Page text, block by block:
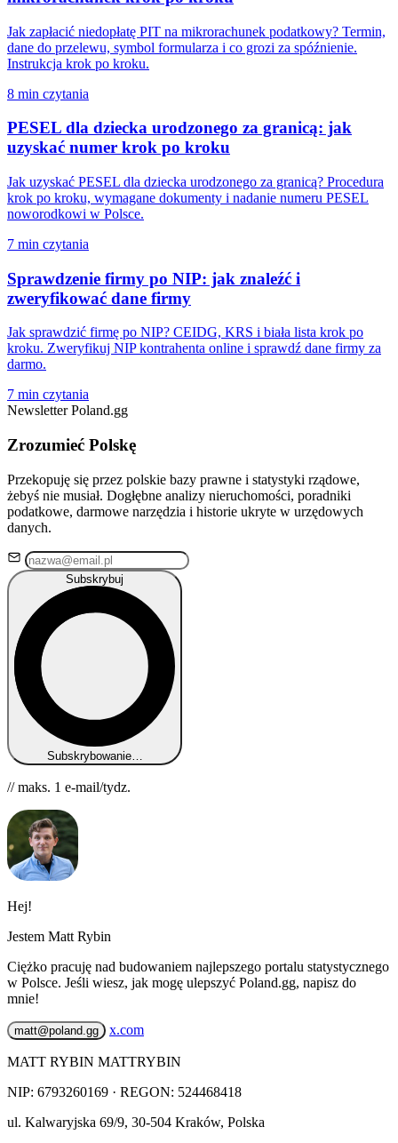
Jak zapłacić niedopłatę PIT na mikrorachunek podatkowy? Termin,
dane do przelewu, symbol formularza i co grozi za spóźnienie.
Instrukcja krok po kroku.
8 min czytania
PESEL dla dziecka urodzonego za granicą: jak
uzyskać numer krok po kroku
Jak uzyskać PESEL dla dziecka urodzonego za granicą? Procedura
krok po kroku, wymagane dokumenty i nadanie numeru PESEL
noworodkowi w Polsce.
7 min czytania
Sprawdzenie firmy po NIP: jak znaleźć i
zweryfikować dane firmy
Jak sprawdzić firmę po NIP? CEIDG, KRS i biała lista krok po
kroku. Zweryfikuj NIP kontrahenta online i sprawdź dane firmy za
darmo.
7 min czytania
Newsletter Poland.gg
Zrozumieć Polskę
Przekopuję się przez polskie bazy prawne i statystyki rządowe,
żebyś nie musiał. Dogłębne analizy nieruchomości, poradniki
podatkowe, darmowe narzędzia i historie ukryte w urzędowych
danych.
Subskrybuj
Subskrybowanie…
// maks. 1 e-mail/tydz.
Hej!
Jestem Matt Rybin
Ciężko pracuję nad budowaniem najlepszego portalu statystycznego
w Polsce. Jeśli wiesz, jak mogę ulepszyć Poland.gg, napisz do
mnie!
matt@poland.gg x.com
MATT RYBIN MATTRYBIN
NIP: 6793260169 · REGON: 524468418
ul. Kalwaryjska 69/9, 30-504 Kraków, Polska